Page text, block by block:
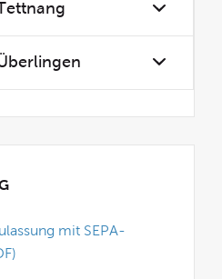
mit SEPA-